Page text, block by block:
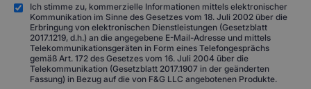
Ich stimme zu, kommerzielle Informationen mittels elektronischer
Kommunikation im Sinne des Gesetzes vom 18. Juli 2002 über die
Erbringung von elektronischen Dienstleistungen (Gesetzblatt
2017.1219, d.h.) an die angegebene E-Mail-Adresse und mittels
Telekommunikationsgeräten in Form eines Telefongesprächs
gemäß Art. 172 des Gesetzes vom 16. Juli 2004 über die
Telekommunikation (Gesetzblatt 2017.1907 in der geänderten
Fassung) in Bezug auf die von F&G LLC angebotenen Produkte.